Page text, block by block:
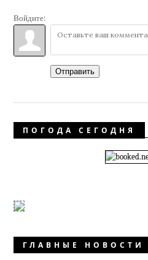
Войдите:
Отправить
ПОГОДА СЕГОДНЯ
ГЛАВНЫЕ НОВОСТИ